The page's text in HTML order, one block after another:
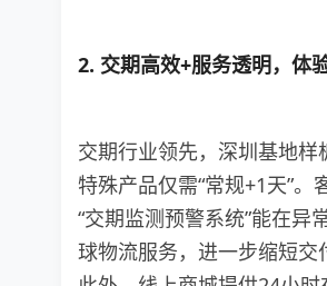
2. 交期高效+服务透明，体
交期行业领先，深圳基地样
特殊产品仅需“常规+1天”
“交期监测预警系统”能在
球物流服务，进一步缩短交